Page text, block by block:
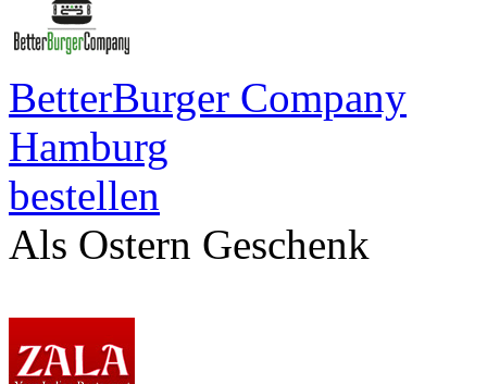
BetterBurger Company
Hamburg
bestellen
Als Ostern Geschenk